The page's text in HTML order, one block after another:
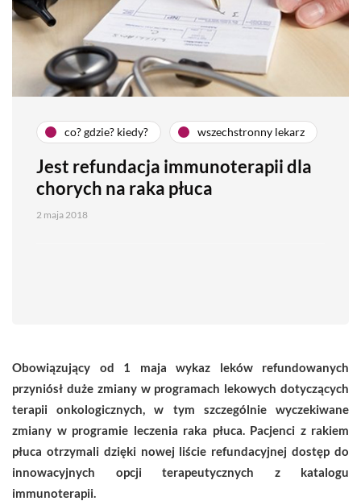
co? gdzie? kiedy? wszechstronny lekarz
Jest refundacja immunoterapii dla
chorych na raka płuca
2 maja 2018
Obowiązujący od 1 maja wykaz leków refundowanych
przyniósł duże zmiany w programach lekowych dotyczących
terapii onkologicznych, w tym szczególnie wyczekiwane
zmiany w programie leczenia raka płuca. Pacjenci z rakiem
płuca otrzymali dzięki nowej liście refundacyjnej dostęp do
innowacyjnych opcji terapeutycznych z katalogu
immunoterapii.